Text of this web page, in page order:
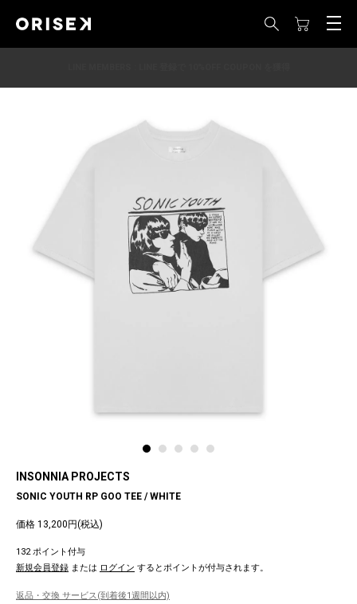
INSONNIA PROJECTS
SONIC YOUTH RP GOO TEE / WHITE
価格 13,200円(税込)
132 ポイント付与
新規会員登録 または ログイン するとポイントが付与されます。
返品・交換 サービス(到着後1週間以内)